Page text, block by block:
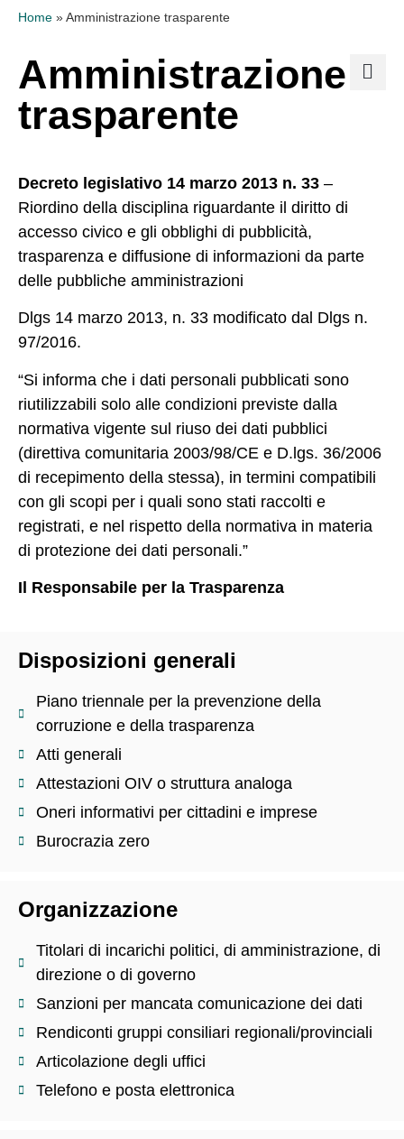
Home » Amministrazione trasparente
Amministrazione
trasparente
Decreto legislativo 14 marzo 2013 n. 33 –
Riordino della disciplina riguardante il diritto di
accesso civico e gli obblighi di pubblicità,
trasparenza e diffusione di informazioni da parte
delle pubbliche amministrazioni
Dlgs 14 marzo 2013, n. 33 modificato dal Dlgs n.
97/2016.
“Si informa che i dati personali pubblicati sono
riutilizzabili solo alle condizioni previste dalla
normativa vigente sul riuso dei dati pubblici
(direttiva comunitaria 2003/98/CE e D.lgs. 36/2006
di recepimento della stessa), in termini compatibili
con gli scopi per i quali sono stati raccolti e
registrati, e nel rispetto della normativa in materia
di protezione dei dati personali.”
Il Responsabile per la Trasparenza
Disposizioni generali
Piano triennale per la prevenzione della
corruzione e della trasparenza
Atti generali
Attestazioni OIV o struttura analoga
Oneri informativi per cittadini e imprese
Burocrazia zero
Organizzazione
Titolari di incarichi politici, di amministrazione, di
direzione o di governo
Sanzioni per mancata comunicazione dei dati
Rendiconti gruppi consiliari regionali/provinciali
Articolazione degli uffici
Telefono e posta elettronica